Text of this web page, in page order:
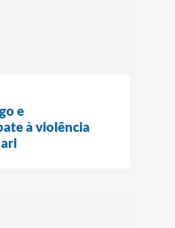
e
à violência